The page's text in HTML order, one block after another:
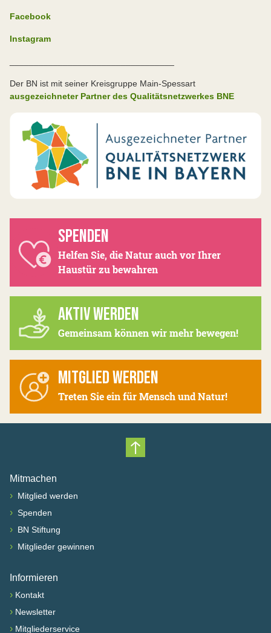
Facebook
Instagram
Der BN ist mit seiner Kreisgruppe Main-Spessart
ausgezeichneter Partner des Qualitätsnetzwerkes BNE
SPENDEN
Helfen Sie, die Natur auch vor Ihrer
Haustür zu bewahren
AKTIV WERDEN
Gemeinsam können wir mehr bewegen!
MITGLIED WERDEN
Treten Sie ein für Mensch und Natur!
Nach oben scrollen
Mitmachen
› Mitglied werden
› Spenden
› BN Stiftung
› Mitglieder gewinnen
Informieren
› Kontakt
› Newsletter
› Mitgliederservice